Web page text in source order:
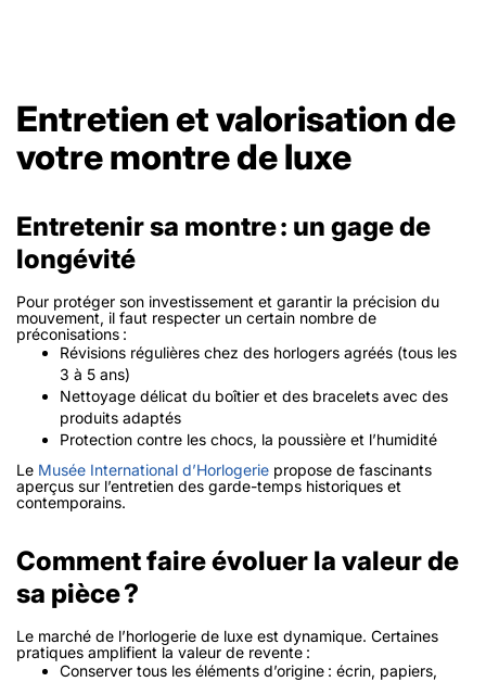
Entretien et valorisation de
votre montre de luxe
Entretenir sa montre : un gage de
longévité
Pour protéger son investissement et garantir la précision du
mouvement, il faut respecter un certain nombre de
préconisations :
Révisions régulières chez des horlogers agréés (tous les
3 à 5 ans)
Nettoyage délicat du boîtier et des bracelets avec des
produits adaptés
Protection contre les chocs, la poussière et l’humidité
Le Musée International d’Horlogerie propose de fascinants
aperçus sur l’entretien des garde-temps historiques et
contemporains.
Comment faire évoluer la valeur de
sa pièce ?
Le marché de l’horlogerie de luxe est dynamique. Certaines
pratiques amplifient la valeur de revente :
Conserver tous les éléments d’origine : écrin, papiers,